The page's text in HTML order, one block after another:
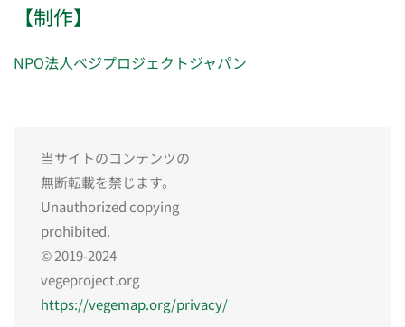
【制作】
NPO法人ベジプロジェクトジャパン
当サイトのコンテンツの
無断転載を禁じます。
Unauthorized copying
prohibited.
© 2019-2024
vegeproject.org
https://vegemap.org/privacy/